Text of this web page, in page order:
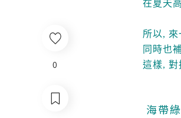
0
在夏天
所以, 來
同時也
這樣, 對
海帶